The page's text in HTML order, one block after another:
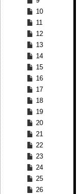
10
11
12
13
14
15
16
17
18
19
20
21
22
23
24
25
26